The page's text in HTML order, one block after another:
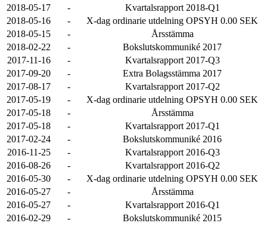
2018-05-17
-
Kvartalsrapport 2018-Q1
2018-05-16
-
X-dag ordinarie utdelning OPSYH 0.00 SEK
2018-05-15
-
Årsstämma
2018-02-22
-
Bokslutskommuniké 2017
2017-11-16
-
Kvartalsrapport 2017-Q3
2017-09-20
-
Extra Bolagsstämma 2017
2017-08-17
-
Kvartalsrapport 2017-Q2
2017-05-19
-
X-dag ordinarie utdelning OPSYH 0.00 SEK
2017-05-18
-
Årsstämma
2017-05-18
-
Kvartalsrapport 2017-Q1
2017-02-24
-
Bokslutskommuniké 2016
2016-11-25
-
Kvartalsrapport 2016-Q3
2016-08-26
-
Kvartalsrapport 2016-Q2
2016-05-30
-
X-dag ordinarie utdelning OPSYH 0.00 SEK
2016-05-27
-
Årsstämma
2016-05-27
-
Kvartalsrapport 2016-Q1
2016-02-29
-
Bokslutskommuniké 2015